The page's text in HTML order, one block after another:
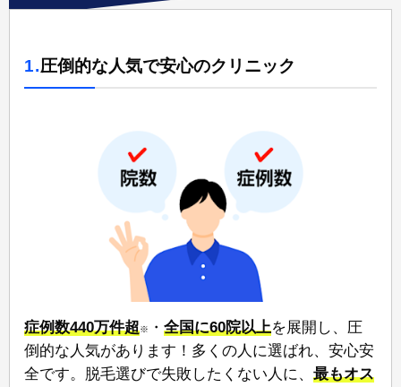
1.圧倒的な人気で安心のクリニック
症例数440万件超※ ・ 全国に60院以上⁠を展開し、圧
倒的な人気があります！多くの人に選ばれ、安心安
全です。脱毛選びで失敗したくない人に、 ⁠最もオス